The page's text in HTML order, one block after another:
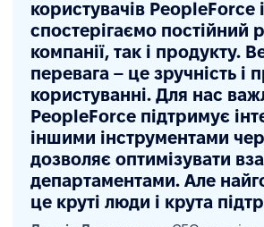
користувачів PeopleForce
спостерігаємо постійний
компанії, так і продукту.
перевага – це зручність і
користуванні. Для нас
PeopleForce підтримує
іншими інструментами
дозволяє оптимізувати
департаментами. Але
це круті люди і крута